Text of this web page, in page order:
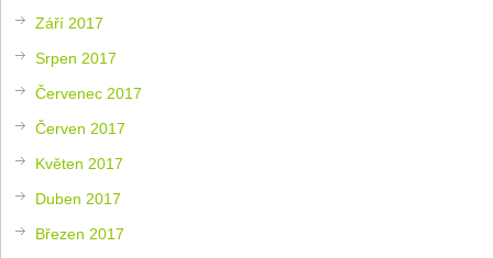
Září 2017
Srpen 2017
Červenec 2017
Červen 2017
Květen 2017
Duben 2017
Březen 2017